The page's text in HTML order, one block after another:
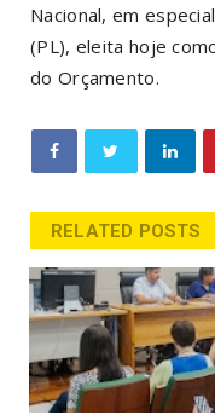
Nacional, em
(PL), eleita hoje
do Orçamento.
RELATED POSTS